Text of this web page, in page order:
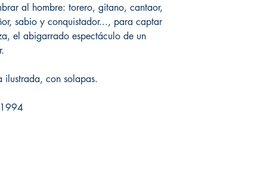
al hombre: torero, gitano, cantaor,
sabio y conquistador..., para captar
el abigarrado espectáculo de un
con solapas.